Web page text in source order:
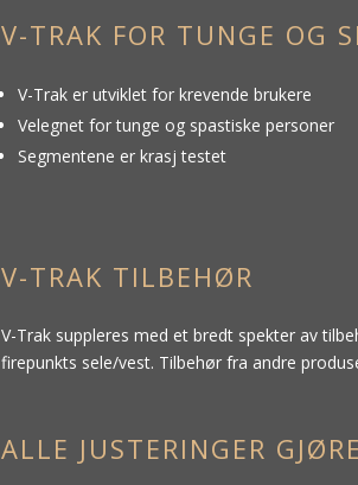
V-TRAK FOR TUNGE OG
V-Trak er utviklet for krevende brukere
Velegnet for tunge og spastiske personer
Segmentene er krasj testet
V-TRAK TILBEHØR
V-Trak suppleres med et bredt spekter av
firepunkts sele/vest. Tilbehør fra andre
ALLE JUSTERINGER